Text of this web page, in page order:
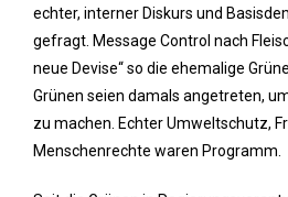
echter, interner Diskurs und
gefragt. Message Control nach
neue Devise“ so die ehemalige
Grünen seien damals angetreten,
zu machen. Echter Umweltschutz,
Menschenrechte waren Programm.